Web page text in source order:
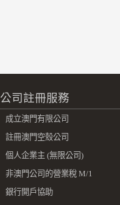
公司註冊服務
成立澳門有限公司
註冊澳門空殼公司
個人企業主 (無限公司)
非澳門公司的營業稅 M/1
銀行開戶協助